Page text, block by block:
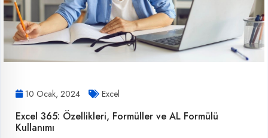
10 Ocak, 2024 Excel
Excel 365: Özellikleri, Formüller ve AL Formülü
Kullanımı